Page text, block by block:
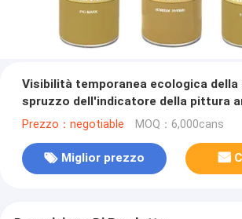
Visibilità temporanea ecologica
spruzzo dell'indicatore della pittura
coda alta
Prezzo：negotiable MOQ：6,000cans
Miglior prezzo